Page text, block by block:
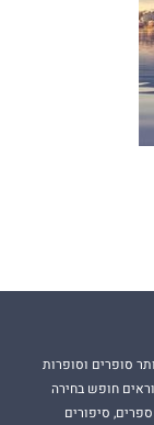
סופרים וסופרות
חופש בחירה
סיפורים